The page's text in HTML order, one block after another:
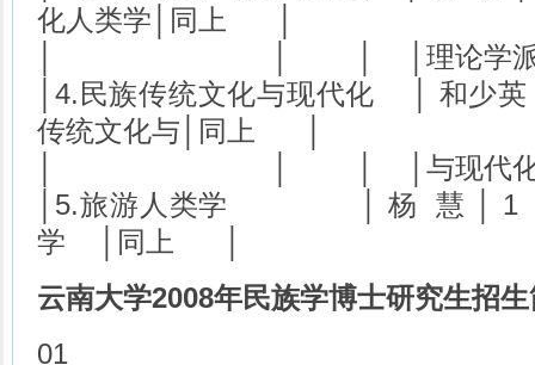
化人类学│同上 │
│ │ │ │理论
│4.民族传统文化与现代化 │ 和
传统文化与│同上 │
│ │ │ │与现
│5.旅游人类学 │ 杨 慧 │ 1
学 │同上 │
云南大学2008年民族学博士研究生招
01